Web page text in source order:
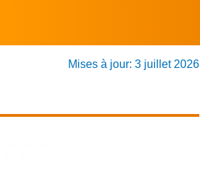
Mises à jour: 3 juillet 2026